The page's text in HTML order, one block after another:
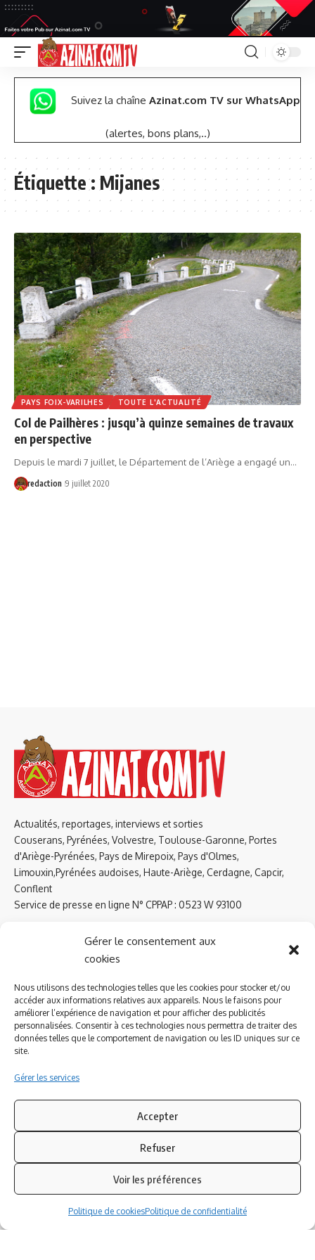
Gérer le consentement aux
cookies
Nous utilisons des technologies telles que les cookies pour stocker et/ou
accéder aux informations relatives aux appareils. Nous le faisons pour
améliorer l’expérience de navigation et pour afficher des publicités
personnalisées. Consentir à ces technologies nous permettra de traiter des
données telles que le comportement de navigation ou les ID uniques sur ce
site.
Gérer les services
Accepter
Refuser
Voir les préférences
Politique de cookiesPolitique de confidentialité
Suivez la chaîne Azinat.com TV sur WhatsApp
(alertes, bons plans,..)
Étiquette :Mijanes
PAYS FOIX-VARILHES TOUTE L'ACTUALITÉ
Col de Pailhères : jusqu’à quinze semaines de travaux
en perspective
Depuis le mardi 7 juillet, le Département de l’Ariège a engagé un…
redaction 9 juillet 2020
Actualités, reportages, interviews et sorties
Couserans, Pyrénées, Volvestre, Toulouse-Garonne, Portes
d'Ariège-Pyrénées, Pays de Mirepoix, Pays d'Olmes,
Limouxin,Pyrénées audoises, Haute-Ariège, Cerdagne, Capcir,
Conflent
Service de presse en ligne N° CPPAP : 0523 W 93100
A PROPOS DE NOUS
Qui sommes-nous ?
Newsletter
Nous contacter
Politique de cookies
Politique de confidentialité
Mentions légales